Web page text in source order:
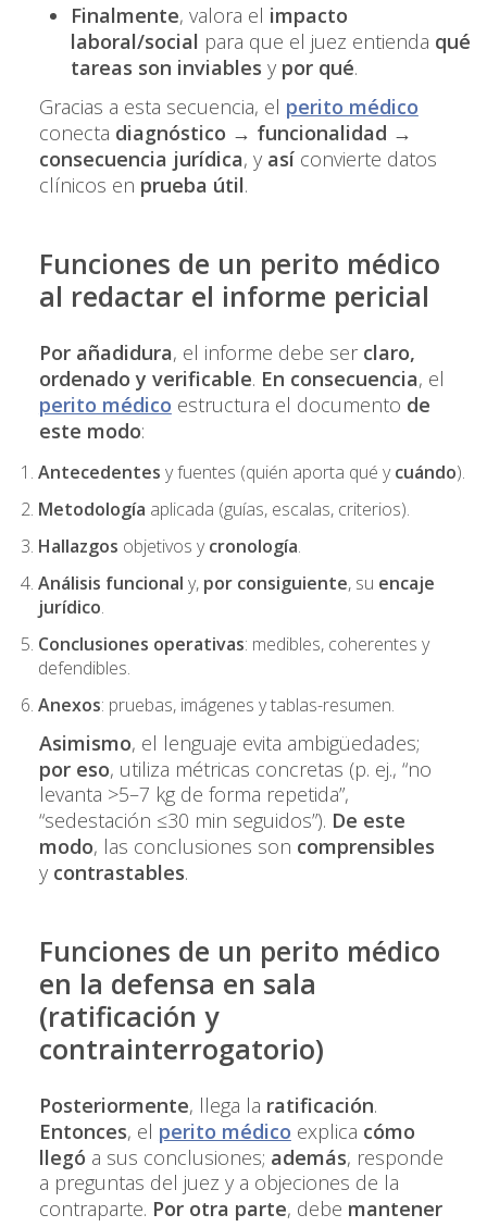
Finalmente, valora el impacto
laboral/social para que el juez entienda qué
tareas son inviables y por qué.
Gracias a esta secuencia, el perito médico
conecta diagnóstico → funcionalidad →
consecuencia jurídica, y asíconvierte datos
clínicos en prueba útil.
Funciones de un perito médico
al redactar el informe pericial
Por añadidura, el informe debe ser claro,
ordenado y verificable. En consecuencia, el
perito médico estructura el documento de
este modo:
Antecedentes y fuentes (quién aporta qué ycuándo).
Metodología aplicada (guías, escalas, criterios).
Hallazgos objetivos ycronología.
Análisis funcional y, por consiguiente, su encaje
jurídico.
Conclusiones operativas: medibles, coherentes y
defendibles.
Anexos: pruebas, imágenes y tablas-resumen.
Asimismo, el lenguaje evita ambigüedades;
por eso, utiliza métricas concretas (p. ej., “no
levanta >5–7 kg de forma repetida”,
“sedestación ≤30 min seguidos”). De este
modo, las conclusiones son comprensibles
y contrastables.
Funciones de un perito médico
en la defensa en sala
(ratificación y
contrainterrogatorio)
Posteriormente, llega la ratificación.
Entonces, el perito médico explica cómo
llegó a sus conclusiones; además, responde
a preguntas del juez y a objeciones de la
contraparte. Por otra parte, debe mantener